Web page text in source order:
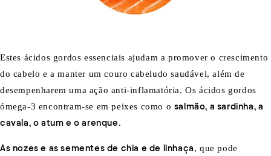
Estes ácidos gordos essenciais ajudam a promover o crescimento
do cabelo e a manter um couro cabeludo saudável, além de
desempenharem uma ação anti-inflamatória. Os ácidos gordos
ómega-3 encontram-se em peixes como o salmão, a sardinha, a
cavala, o atum e o arenque.
As nozes e as sementes de chia e de linhaça, que pode